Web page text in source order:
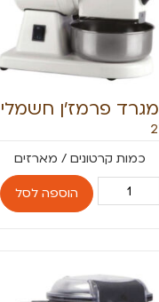
מגרד פרמז’ן חשמלי
הוספה לסל